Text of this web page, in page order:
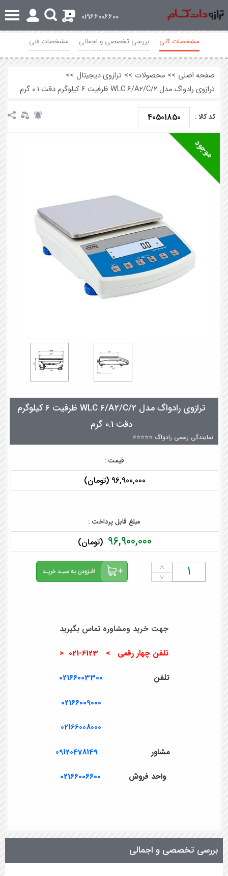
02166006600
0
مشخصات کلی بررسی تخصصی و اجمالی مشخصات فنی
صفحه اصلی >> محصولات >> ترازوی دیجیتال >>
ترازوی رادواگ مدل WLC 6/A2/C/2 ظرفیت 6 کیلوگرم دقت 0.1 گرم
کد کالا : 40501850
ترازوی رادواگ مدل WLC 6/A2/C/2 ظرفیت 6 کیلوگرم
دقت 0.1 گرم
نمایندگی رسمی رادواگ ⭐⭐⭐⭐⭐
قیمت :
96,900,000 (تومان)
مبلغ قابل پرداخت :
96,900,000 (تومان)
˄
˅
جهت خرید ومشاوره تماس بگیرید
تلفن چهار رقمی > 6123-021 <
تلفن 02166003300
02166009000
02166008000
مشاور 09120478149
واحد فروش 02166006600
بررسی تخصصی و اجمالی